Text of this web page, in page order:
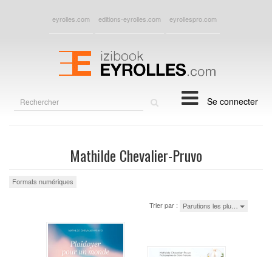
eyrolles.com editions-eyrolles.com eyrollespro.com
Se connecter
Mathilde Chevalier-Pruvo
Formats numériques
Trier par : Parutions les plu…